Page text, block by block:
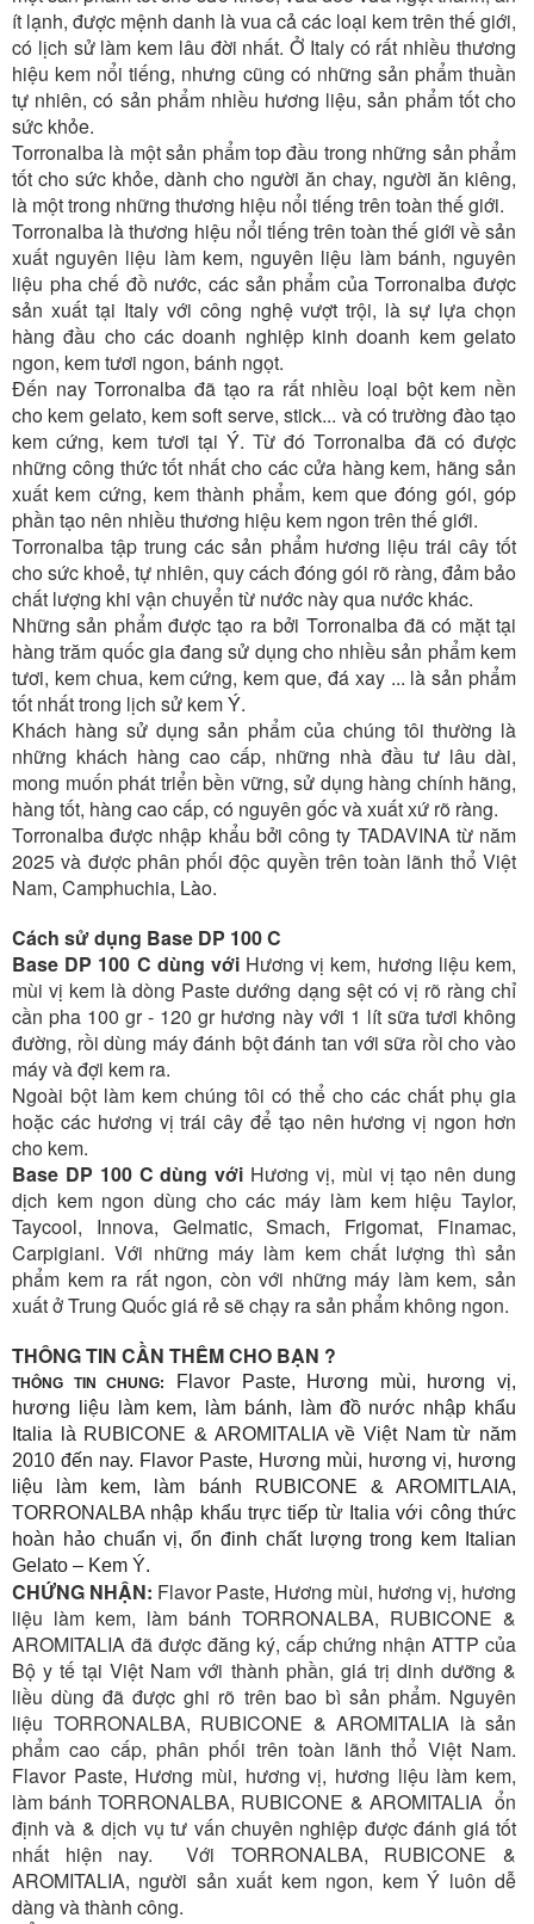
ít lạnh, được mệnh danh là vua cả các loại kem trên thế giới,
có lịch sử làm kem lâu đời nhất. Ở Italy có rất nhiều thương
hiệu kem nổi tiếng, nhưng cũng có những sản phẩm thuần
tự nhiên, có sản phẩm nhiều hương liệu, sản phẩm tốt cho
sức khỏe.
Torronalba là một sản phẩm top đầu trong những sản phẩm
tốt cho sức khỏe, dành cho người ăn chay, người ăn kiêng,
là một trong những thương hiệu nổi tiếng trên toàn thế giới.
Torronalba là thương hiệu nổi tiếng trên toàn thế giới về sản
xuất nguyên liệu làm kem, nguyên liệu làm bánh, nguyên
liệu pha chế đồ nước, các sản phẩm của Torronalba được
sản xuất tại Italy với công nghệ vượt trội, là sự lựa chọn
hàng đầu cho các doanh nghiệp kinh doanh kem gelato
ngon, kem tươi ngon, bánh ngọt.
Đến nay Torronalba đã tạo ra rất nhiều loại bột kem nền
cho kem gelato, kem soft serve, stick... và có trường đào tạo
kem cứng, kem tươi tại Ý. Từ đó Torronalba đã có được
những công thức tốt nhất cho các cửa hàng kem, hãng sản
xuất kem cứng, kem thành phẩm, kem que đóng gói, góp
phần tạo nên nhiều thương hiệu kem ngon trên thế giới.
Torronalba tập trung các sản phẩm hương liệu trái cây tốt
cho sức khoẻ, tự nhiên, quy cách đóng gói rõ ràng, đảm bảo
chất lượng khi vận chuyển từ nước này qua nước khác.
Những sản phẩm được tạo ra bởi Torronalba đã có mặt tại
hàng trăm quốc gia đang sử dụng cho nhiều sản phẩm kem
tươi, kem chua, kem cứng, kem que, đá xay ... là sản phẩm
tốt nhất trong lịch sử kem Ý.
Khách hàng sử dụng sản phẩm của chúng tôi thường là
những khách hàng cao cấp, những nhà đầu tư lâu dài,
mong muốn phát triển bền vững, sử dụng hàng chính hãng,
hàng tốt, hàng cao cấp, có nguyên gốc và xuất xứ rõ ràng.
Torronalba được nhập khẩu bởi công ty TADAVINA từ năm
2025 và được phân phối độc quyền trên toàn lãnh thổ Việt
Nam, Camphuchia, Lào.
Cách sử dụng Base DP 100 C
Base DP 100 C dùng với Hương vị kem, hương liệu kem,
mùi vị kem là dòng Paste dướng dạng sệt có vị rõ ràng chỉ
cần pha 100 gr - 120 gr hương này với 1 lít sữa tươi không
đường, rồi dùng máy đánh bột đánh tan với sữa rồi cho vào
máy và đợi kem ra.
Ngoài bột làm kem chúng tôi có thể cho các chất phụ gia
hoặc các hương vị trái cây để tạo nên hương vị ngon hơn
cho kem.
Base DP 100 C dùng với Hương vị, mùi vị tạo nên dung
dịch kem ngon dùng cho các máy làm kem hiệu Taylor,
Taycool, Innova, Gelmatic, Smach, Frigomat, Finamac,
Carpigiani. Với những máy làm kem chất lượng thì sản
phẩm kem ra rất ngon, còn với những máy làm kem, sản
xuất ở Trung Quốc giá rẻ sẽ chạy ra sản phẩm không ngon.
THÔNG TIN CẦN THÊM CHO BẠN ?
THÔNG TIN CHUNG:
Flavor Paste, Hương mùi, hương vị,
hương liệu làm kem, làm bánh, làm đồ nước nhập khẩu
Italia là RUBICONE & AROMITALIA về Việt Nam từ năm
2010 đến nay. Flavor Paste, Hương mùi, hương vị, hương
liệu làm kem, làm bánh RUBICONE & AROMITLAIA,
TORRONALBA nhập khẩu trực tiếp từ Italia với công thức
hoàn hảo chuẩn vị, ổn đinh chất lượng trong kem Italian
Gelato – Kem Ý.
CHỨNG NHẬN: Flavor Paste, Hương mùi, hương vị, hương
liệu làm kem, làm bánh TORRONALBA, RUBICONE &
AROMITALIA đã được đăng ký, cấp chứng nhận ATTP của
Bộ y tế tại Việt Nam với thành phần, giá trị dinh dưỡng &
liều dùng đã được ghi rõ trên bao bì sản phẩm. Nguyên
liệu TORRONALBA, RUBICONE & AROMITALIA là sản
phẩm cao cấp, phân phối trên toàn lãnh thổ Việt Nam.
Flavor Paste, Hương mùi, hương vị, hương liệu làm kem,
làm bánhTORRONALBA, RUBICONE & AROMITALIA ổn
định và & dịch vụ tư vấn chuyên nghiệp được đánh giá tốt
nhất hiện nay. Với TORRONALBA, RUBICONE &
AROMITALIA, người sản xuất kem ngon, kem Ý luôn dễ
dàng và thành công.